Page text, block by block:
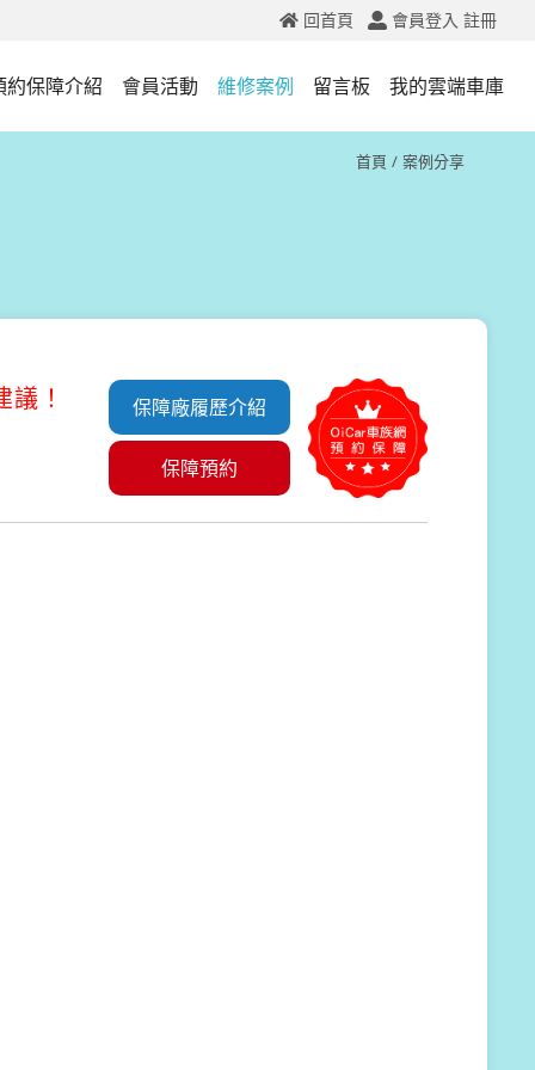
會員登入 註冊
回首頁
約保障介紹 會員活動 維修案例 留言板 我的雲端車庫
首頁 案例分享
！ 保障廠履歷介紹
保障預約